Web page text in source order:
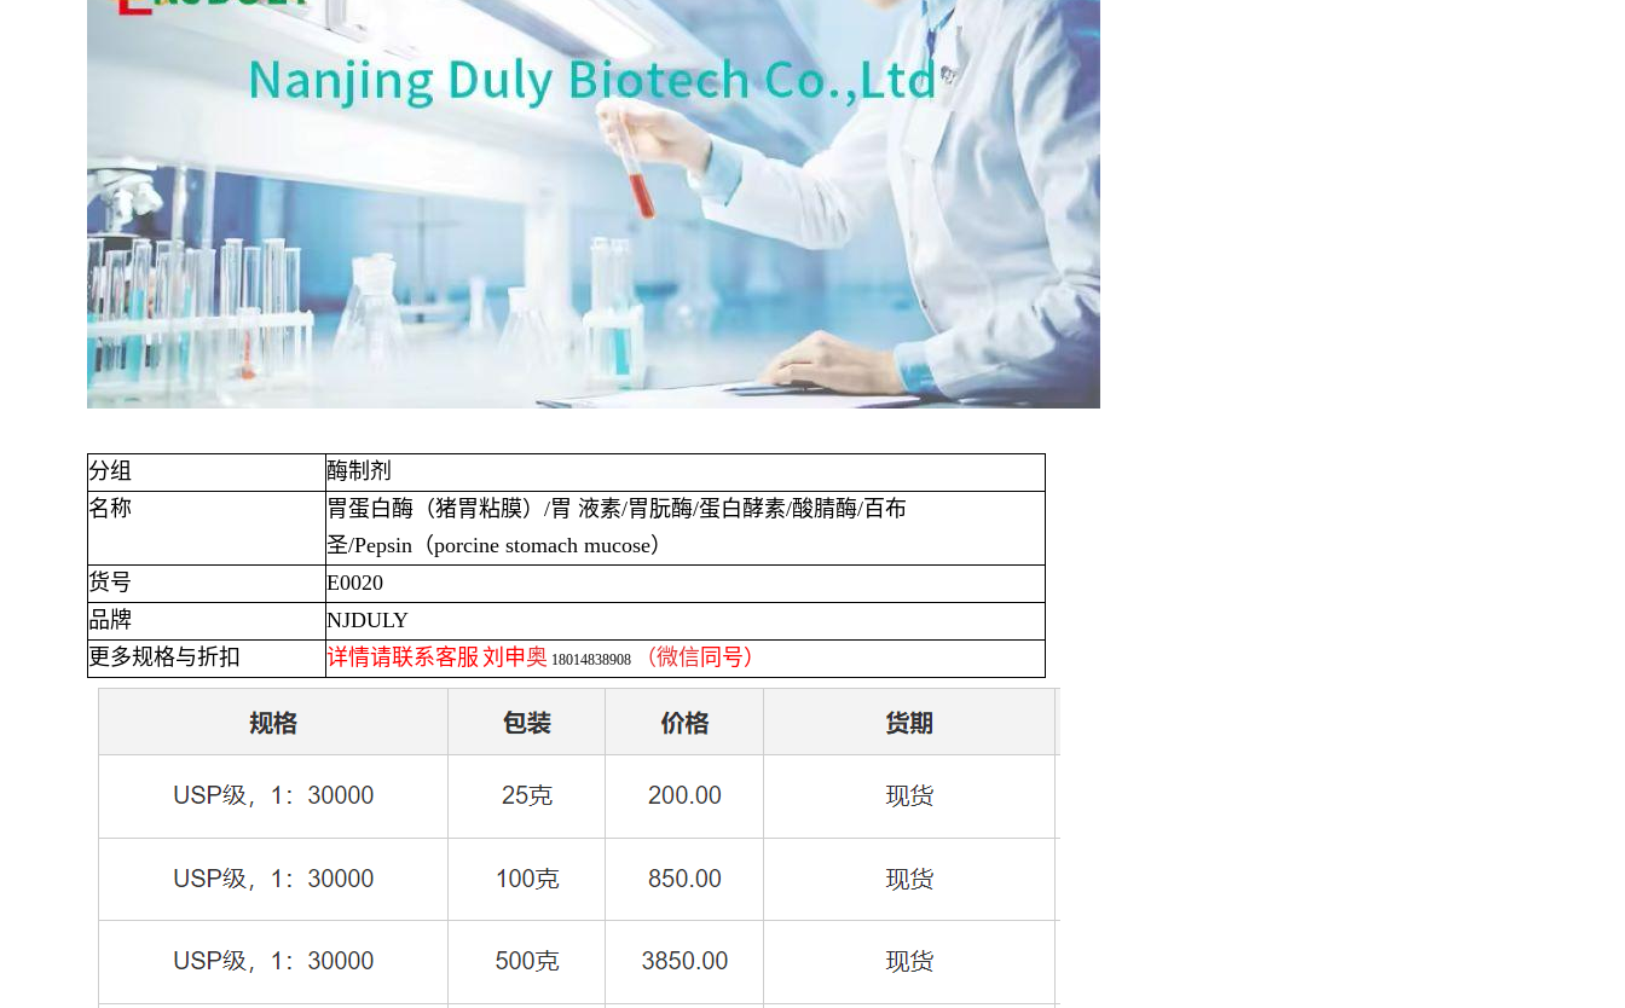
分组
酶制剂
名称
胃蛋白酶（猪胃粘膜） /胃 液素/胃朊酶/蛋白酵素/酸腈酶/百布
圣/Pepsin （porcine stomach mucose）
货号
E0020
品牌
NJDULY
更多规格与折扣
详情请联系客服 刘申奥 18014838908 （微信 同号）